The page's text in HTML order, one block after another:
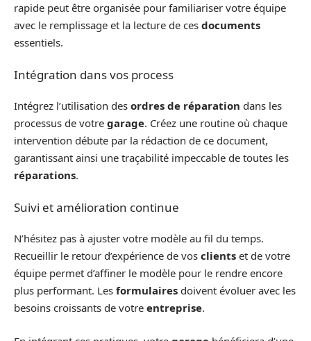
rapide peut être organisée pour familiariser votre équipe
avec le remplissage et la lecture de ces documents
essentiels.
Intégration dans vos process
Intégrez l’utilisation des ordres de réparation dans les
processus de votre garage. Créez une routine où chaque
intervention débute par la rédaction de ce document,
garantissant ainsi une traçabilité impeccable de toutes les
réparations.
Suivi et amélioration continue
N’hésitez pas à ajuster votre modèle au fil du temps.
Recueillir le retour d’expérience de vos clients et de votre
équipe permet d’affiner le modèle pour le rendre encore
plus performant. Les formulaires doivent évoluer avec les
besoins croissants de votre entreprise.